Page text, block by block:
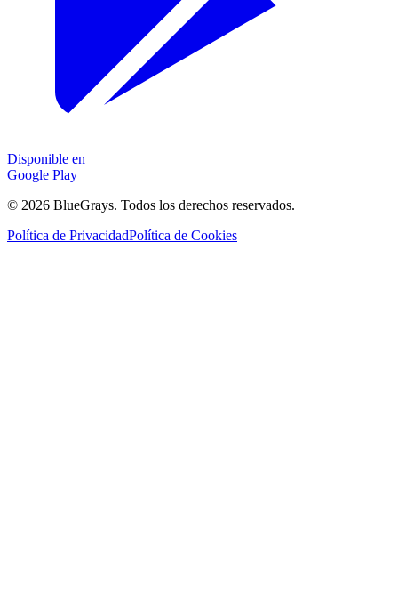
Disponible en
Google Play
© 2026 BlueGrays. Todos los derechos reservados.
Política de PrivacidadPolítica de Cookies